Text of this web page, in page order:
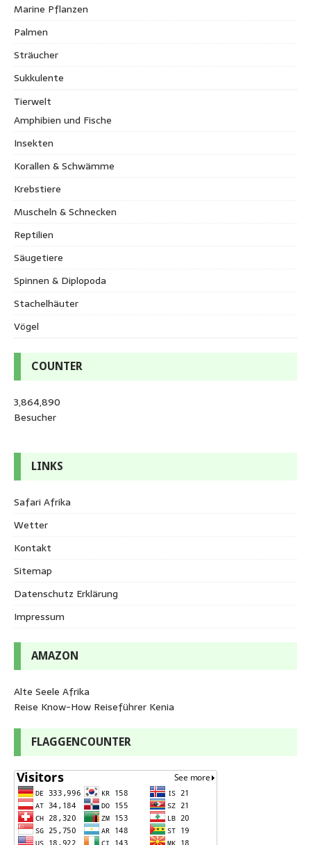
Marine Pflanzen
Palmen
Sträucher
Sukkulente
Tierwelt
Amphibien und Fische
Insekten
Korallen & Schwämme
Krebstiere
Muscheln & Schnecken
Reptilien
Säugetiere
Spinnen & Diplopoda
Stachelhäuter
Vögel
COUNTER
3,864,890
Besucher
LINKS
Safari Afrika
Wetter
Kontakt
Sitemap
Datenschutz Erklärung
Impressum
AMAZON
Alte Seele Afrika
Reise Know-How Reiseführer Kenia
FLAGGENCOUNTER